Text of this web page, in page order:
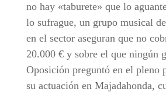
no hay «taburete» que lo
lo sufrague, un grupo musical
en el sector aseguran que no
20.000 € y sobre el que ningún
Oposición preguntó en el pleno
su actuación en Majadahonda,